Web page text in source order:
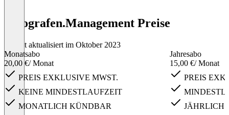
Fotografen.Management Preise
Zuletzt aktualisiert im Oktober 2023
Monatsabo
20,00 €/ Monat
PREIS EXKLUSIVE MWST.
KEINE MINDESTLAUFZEIT
MONATLICH KÜNDBAR
Jahresabo
15,00 €/ Monat
PREIS
JÄHRLICH